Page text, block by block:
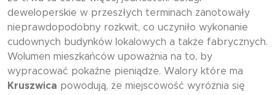
deweloperskie w przeszłych terminach zanotowały
nieprawdopodobny rozkwit, co uczyniło wykonanie
cudownych budynków lokalowych a także fabrycznych.
Wolumen mieszkańców upoważnia na to, by
wypracować pokaźne pieniądze. Walory które ma
Kruszwica powodują, że miejscowość wyróżnia się